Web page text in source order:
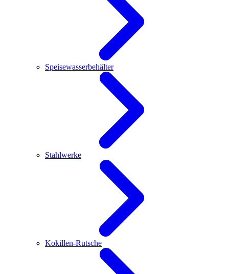
Speisewasserbehälter
Stahlwerke
Kokillen-Rutsche